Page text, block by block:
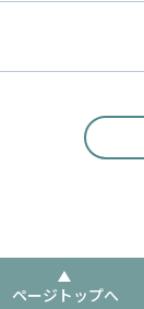
ページトップへ